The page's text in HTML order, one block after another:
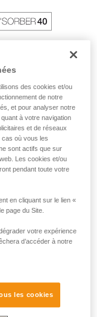
au travailleur plus
des cookies et/ou
de notre
et pour analyser notre
à votre navigation
et de réseaux
cas où vous les
sont actifs que sur
Les cookies et/ou
pendant toute votre
en cliquant sur le lien «
page du Site.
votre expérience
d’accéder à notre
les cookies